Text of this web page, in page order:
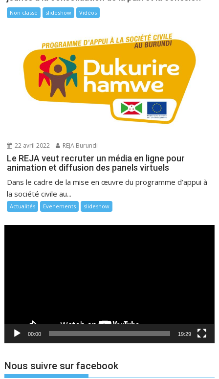
Non classé slideshow Vidéos
22 avril 2022 REJA Burundi
Le REJA veut recruter un média en ligne pour
animation et diffusion des panels virtuels
Dans le cadre de la mise en œuvre du programme d’appui à
la société civile au...
Actualités Evenements slideshow
00:00 19:29
Nous suivre sur facebook